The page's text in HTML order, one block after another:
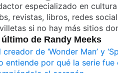
especializado en
revistas, libros, redes
si no hay más sitios
de Randy Meeks
creador de ‘Wonder Man’ y
entiende por qué la serie